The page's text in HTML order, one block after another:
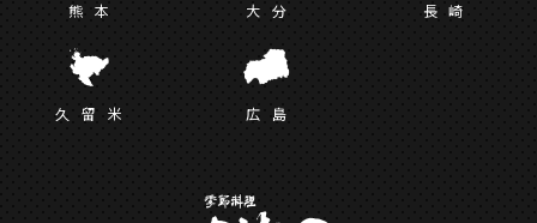
熊 本 大 分 長崎
久留 米 広 島